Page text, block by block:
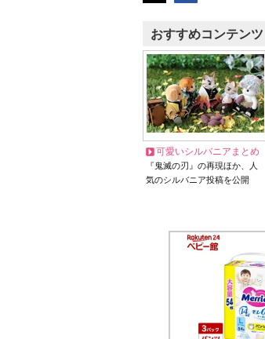
おすすめコンテンツ
可愛いシルバニアまとめ
『鬼滅の刃』の再現ほか、人
気のシルバニア投稿を公開